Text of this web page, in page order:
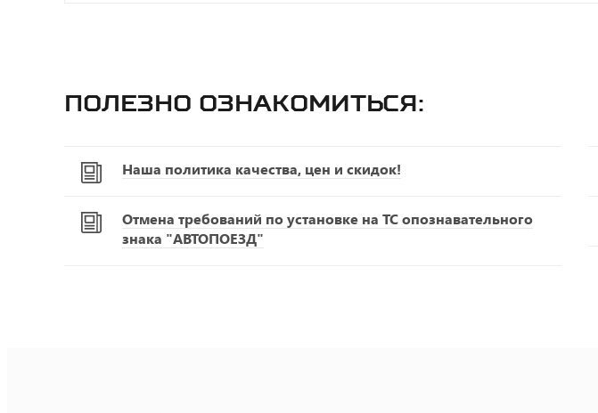
Полезно ознакомиться:
Наша политика качества, цен и скидок!
Отмена требований по установке на ТС опознавательного
знака "АВТОПОЕЗД"